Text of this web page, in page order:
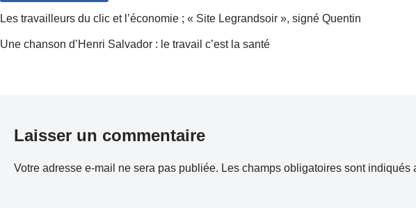
Les travailleurs du clic et l’économie ; « Site Legrandsoir », signé Quentin
Une chanson d’Henri Salvador : le travail c’est la santé
Laisser un commentaire
Votre adresse e-mail ne sera pas publiée. Les champs obligatoires sont indiqués